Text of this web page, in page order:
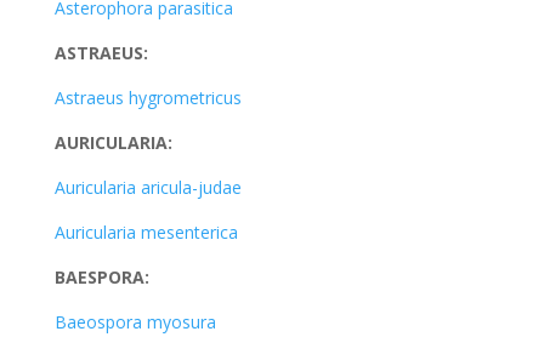
Asterophora parasitica
ASTRAEUS:
Astraeus hygrometricus
AURICULARIA:
Auricularia aricula-judae
Auricularia mesenterica
BAESPORA:
Baeospora myosura